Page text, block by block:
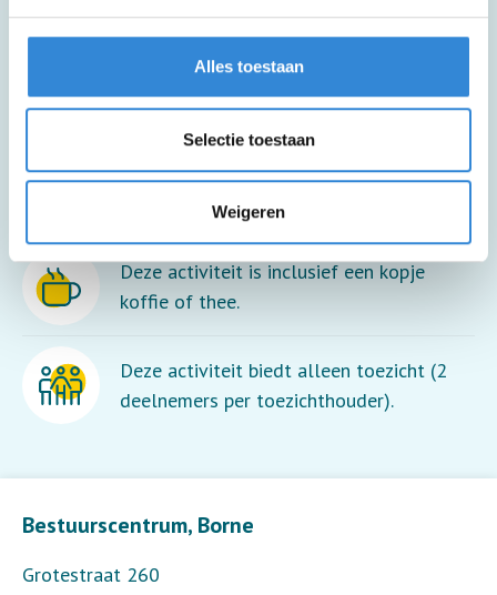
Alles toestaan
Selectie toestaan
Weigeren
Bestuurscentrum, Borne
Grotestraat 260
Meer informatie
Deze activiteit is rolstoel toegankelijk.
Deze activiteit is inclusief een kopje
koffie of thee.
Deze activiteit biedt alleen toezicht (2
deelnemers per toezichthouder).